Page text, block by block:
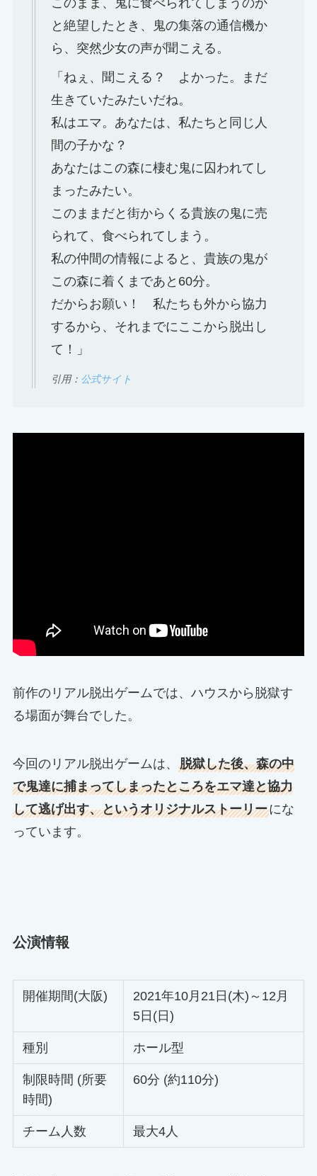
このまま、鬼に食べられてしまうのか
と絶望したとき、鬼の集落の通信機か
ら、突然少女の声が聞こえる。
「ねぇ、聞こえる？ よかった。まだ
生きていたみたいだね。
私はエマ。あなたは、私たちと同じ人
間の子かな？
あなたはこの森に棲む鬼に囚われてし
まったみたい。
このままだと街からくる貴族の鬼に売
られて、食べられてしまう。
私の仲間の情報によると、貴族の鬼が
この森に着くまであと60分。
だからお願い！ 私たちも外から協力
するから、それまでにここから脱出し
て！」
引用： 公式サイト
前作のリアル脱出ゲームでは、ハウスから脱獄す
る場面が舞台でした。
今回のリアル脱出ゲームは、 脱獄した後、森の中
で鬼達に捕まってしまったところをエマ達と協力
して逃げ出す、というオリジナルストーリーにな
っています。
公演情報
開催期間(大阪)
2021年10月21日(木)～12月
5日(日)
種別 ホール型
制限時間 (所要
時間)
60分 (約110分)
チーム人数 最大4人